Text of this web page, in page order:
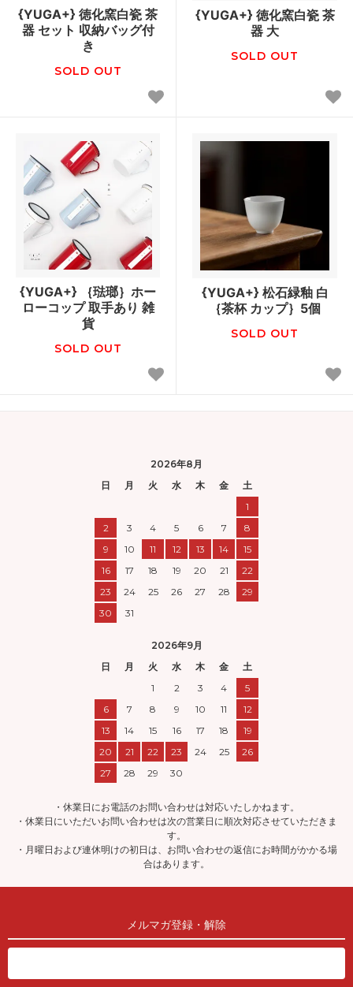
{YUGA+} 徳化窯白瓷 茶
器 セット 収納バッグ付
き
SOLD OUT
{YUGA+} 徳化窯白瓷 茶
器 大
SOLD OUT
{YUGA+} ｛琺瑯｝ホー
ローコップ 取手あり 雑
貨
SOLD OUT
{YUGA+} 松石緑釉 白
｛茶杯 カップ｝5個
SOLD OUT
2026年8月
日
月 火 水 木 金
土
1
2
3 4 5 6 7
8
9
10 11 12 13 14
15
16
17 18 19 20 21
22
23
24 25 26 27 28
29
30
31
2026年9月
日
月 火 水 木 金
土
1
2 3 4
5
6
7 8 9 10 11
12
13
14 15 16 17 18
19
20
21 22 23 24 25
26
27
28 29 30
・休業日にお電話のお問い合わせは対応いたしかねます。
・休業日にいただいお問い合わせは次の営業日に順次対応させていただきま
す。
・月曜日および連休明けの初日は、お問い合わせの返信にお時間がかかる場
合はあります。
メルマガ登録・解除